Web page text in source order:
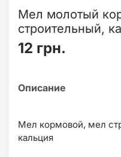
Мел молотый
строительный,
12 грн.
Мел кормовой, мел
кальция